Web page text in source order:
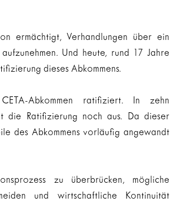
ermächtigt, Verhandlungen über ein
Und heute, rund 17 Jahre
dieses Abkommens.
Abkommen ratifiziert. In zehn
die Ratifizierung noch aus. Da dieser
des Abkommens vorläufig angewandt
zu überbrücken, mögliche
und wirtschaftliche Kontinuität